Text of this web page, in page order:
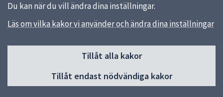
Du kan när du vill ändra dina inställningar.
Läs om vilka kakor vi använder och ändra dina inställningar
Tillåt alla kakor
Tillåt endast nödvändiga kakor